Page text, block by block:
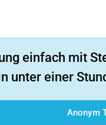
einfach mit
unter einer
Anonym